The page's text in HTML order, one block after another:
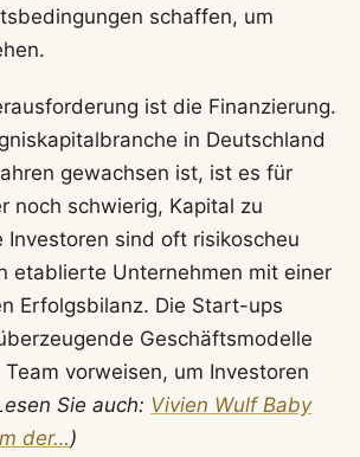
schaffen, um
ist die Finanzierung.
in Deutschland
gewachsen ist, ist es für
noch schwierig, Kapital zu
Investoren sind oft risikoscheu
etablierte Unternehmen mit einer
Erfolgsbilanz. Die Start-ups
Geschäftsmodelle
vorweisen, um Investoren
Sie auch: Vivien Wulf Baby
der…)